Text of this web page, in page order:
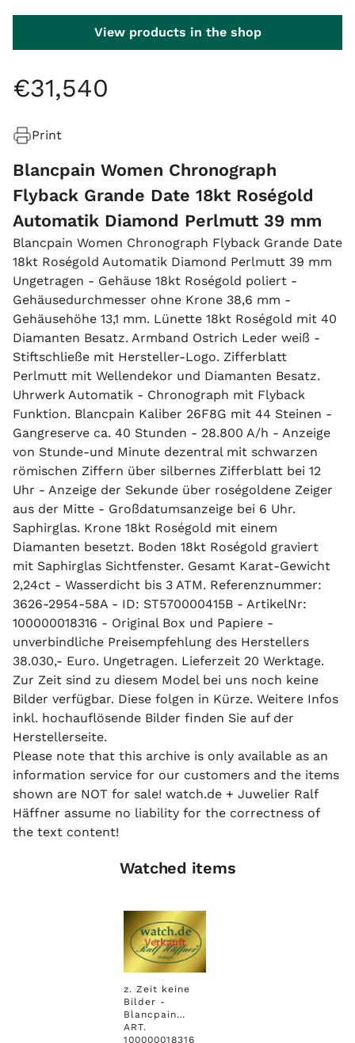
View products in the shop
€31,540
Print
Blancpain Women Chronograph
Flyback Grande Date 18kt Roségold
Automatik Diamond Perlmutt 39 mm
Blancpain Women Chronograph Flyback Grande Date
18kt Roségold Automatik Diamond Perlmutt 39 mm
Ungetragen - Gehäuse 18kt Roségold poliert -
Gehäusedurchmesser ohne Krone 38,6 mm -
Gehäusehöhe 13,1 mm. Lünette 18kt Roségold mit 40
Diamanten Besatz. Armband Ostrich Leder weiß -
Stiftschließe mit Hersteller-Logo. Zifferblatt
Perlmutt mit Wellendekor und Diamanten Besatz.
Uhrwerk Automatik - Chronograph mit Flyback
Funktion. Blancpain Kaliber 26F8G mit 44 Steinen -
Gangreserve ca. 40 Stunden - 28.800 A/h - Anzeige
von Stunde-und Minute dezentral mit schwarzen
römischen Ziffern über silbernes Zifferblatt bei 12
Uhr - Anzeige der Sekunde über roségoldene Zeiger
aus der Mitte - Großdatumsanzeige bei 6 Uhr.
Saphirglas. Krone 18kt Roségold mit einem
Diamanten besetzt. Boden 18kt Roségold graviert
mit Saphirglas Sichtfenster. Gesamt Karat-Gewicht
2,24ct - Wasserdicht bis 3 ATM. Referenznummer:
3626-2954-58A - ID: ST570000415B - ArtikelNr:
100000018316 - Original Box und Papiere -
unverbindliche Preisempfehlung des Herstellers
38.030,- Euro. Ungetragen. Lieferzeit 20 Werktage.
Zur Zeit sind zu diesem Model bei uns noch keine
Bilder verfügbar. Diese folgen in Kürze. Weitere Infos
inkl. hochauflösende Bilder finden Sie auf der
Herstellerseite.
Please note that this archive is only available as an
information service for our customers and the items
shown are NOT for sale! watch.de + Juwelier Ralf
Häffner assume no liability for the correctness of
the text content!
Watched items
Verkauft
z. Zeit keine
Bilder -
Blancpain
Women
Chronograph
ART.
100000018316